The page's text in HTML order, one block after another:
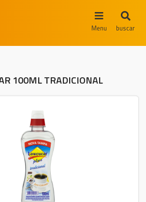
Menu buscar
100ML TRADICIONAL